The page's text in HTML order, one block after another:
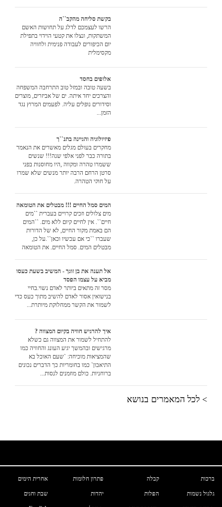
בקשת סליחה מהקב``ה
הרשו לעצמכם לדלג על תחושות האשם
המשתקות, ונצלו את קטעי הוידוי בתפילת
יום הכיפורים לעבודה פנימית ולחוויה
מקסימלית
אלופים בחסד
בשעה טובה ובמזל טוב התרחבה המשפחה
והצרכים יחד איתה. ים של אביזרים, מוצרים
וסידורים נופלים עליה. לפעמים המרוץ נגד
הזמן...
פיזיולוגיה והגיינה בתנ``ך
מחקרים בעולם מגלים מאשרים את הנאמר
בתורה כבר לפני אלפי שנה!!! שנשים
ששמרו טהרה ומקווה ,היו מחוסנות בפני
סרטן הרחם הרבה יותר מנשים שלא שמרו
על חוקי הטהרה.
המים סמל החיים !!! מבטלים את הטומאה
מים צלולים וזכים קרויים בעברית ``מים
חיים``. אין לחיים קיום ללא מים. ``המים
הם באמת מקור החיים, לא של הדורות
שעברו ``כי אם עכשיו וכאן``.על כן,
מבטלים המים, סמל החיים, את הטומאה
אל תענה את בן זוגך - המשיב בשעת כעסו
מביא על עצמו הפסד
מסר זה מתאים ביותר לאדם נשוי.בחיי
בנישואין אסור לאדם להשיב מתוך כעס כדי
לשמור את הקשר ממחלוקת מיותרת...
איך להרגיש חוויה בקיום המצווה ?
להתחיל לשמור את המצווה גם כשלא
מרגישים ובהמשך יגיע העונג והחוויה כמו
שהמציאות מוכיחה: `שעם האוכל בא
התיאבון` כמו בחומריות כך הדברים נכונים
ברוחניות. כולם מוזמנים לנסות...
> לכל המאמרים בנושא
ברכות קבלה פתרון חלומות אחרית הימים
גלגול נשמות הפלות יהדות שבת וחגים